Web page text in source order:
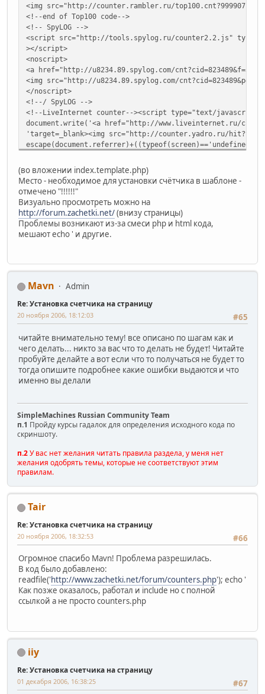
<img src="http://counter.rambler.ru/top100.cnt?999907"
<!--end of Top100 code-->
<!-- SpyLOG -->
<script src="http://tools.spylog.ru/counter2.2.js"
></script>
<noscript>
<a href="http://u8234.89.spylog.com/
<img src="http://u8234.89.spylog.com/
</noscript>
<!--/ SpyLOG -->
<!--LiveInternet counter--><script type="text/
document.write('<a href="http://www.liveinternet.ru/
'target=_blank><img src="http://counter.yadro.ru/
';'+Math.random()+
'" alt="" title="LiveInternet: показано число просмотров
<!--begin of Top100 logo-->
<a href="http://top100.rambler.ru/top100/">
<img src="http://top100-images.rambler.ru/top100/w0.gif"
<!--Rating@Mail.ru COUNTEr--><script
d=document;var a='';a+=';r='+escape(d.referrer)
js=10//--></script><script language="JavaScript1.1"
js=11//--></script><script language="JavaScript1.2"
s=screen;a+=';s='+s.width+'*'+s.height
a+=';d='+(s.colorDepth?s.colorDepth:s.pixelDepth)
js=12//--></script><script language="JavaScript1.3"
js=13//--></script><script language="JavaScript"
d.write('<a href="http://top.mail.ru/jump?from=1145887"'+
' target=_top><img src="http://dc.c7.b1.a1.top.list.ru/
'?id=1145887;t=57;js='+js+a+';rand='+Math.random()+
target=_top href="http://top.mail.ru/
src="http://dc.c7.b1.a1.top.list.ru/
border=0 height=31 width=88
if(11<js)d.write('--'+'>')//--></script><!--/COUNTER-->
</div>
(во вложении index.template.php)
Место - необходимое для установки счётчика в шаблоне -
отмечено "!!!!!!"
Визуально просмотреть можно на
http://forum.zachetki.net/(внизу страницы)
Проблемы возникают из-за смеси php и html кода,
мешают echo ' и другие.
Mavn Admin
Re: Установка счетчика на страницу
#65
20 ноября 2006, 18:12:03
читайте внимательно тему! все описано по шагам как и
чего делать... никто за вас что то делать не будет! Читайте
пробуйте делайте а вот если что то получаться не будет то
тогда опишите подробнее какие ошибки выдаются и что
именно вы делали
SimpleMachines Russian Community Team
п.1 Пройду курсы гадалок для определения исходного кода по
скриншоту.
п.2У вас нет желания читать правила раздела, у меня нет
желания одобрять темы, которые не соответствуют этим
правилам.
Tair
Re: Установка счетчика на страницу
#66
20 ноября 2006, 18:32:53
Огромное спасибо Mavn! Проблема разрешилась.
В код было добавлено:
readfile('http://www.zachetki.net/forum/counters.php'); echo '
Как позже оказалось, работал и include но с полной
ссылкой а не просто counters.php
iiy
Re: Установка счетчика на страницу
#67
01 декабря 2006, 16:38:25